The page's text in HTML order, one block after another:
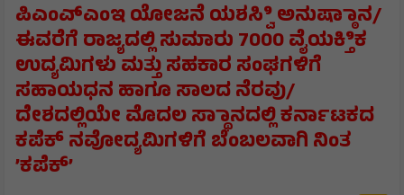
ಪಿಎಂಎ್ಎಂಇ ಯೋಜನೆ ಯಶಸ್ವಿಿ ಅನುಷ್ಠಾಾನ/
ಈವರೆಗೆ ರಾಜ್ಯದಲ್ಲಿ ಸುಮಾರು 7000 ವೈಯಕ್ತಿಿಕ
ಉದ್ಯಮಿಗಳು ಮತ್ತು ಸಹಕಾರ ಸಂಘಗಳಿಗೆ
ಸಹಾಯಧನ ಹಾಗೂ ಸಾಲದ ನೆರವು/
ದೇಶದಲ್ಲಿಯೇ ಮೊದಲ ಸ್ಥಾಾನದಲ್ಲಿ ಕರ್ನಾಟಕದ
ಕಪೆಕ್ ನವೋದ್ಯಮಿಗಳಿಗೆ ಬೆಂಬಲವಾಗಿ ನಿಂತ
’ಕಪೆಕ್’